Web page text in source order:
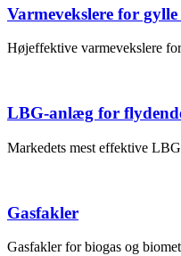
Varmevekslere for gylle
Højeffektive varmevekslere
LBG-anlæg for
Markedets mest effektive
Gasfakler
Gasfakler for biogas og